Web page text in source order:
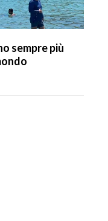
sempre più